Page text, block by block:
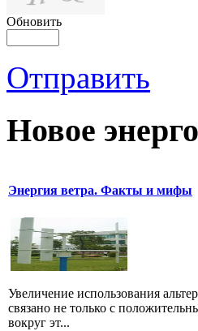
Обновить
Отправить
Новое
Энергия ветра. Факты и мифы
Увеличение использования
связано не только с
вокруг эт...